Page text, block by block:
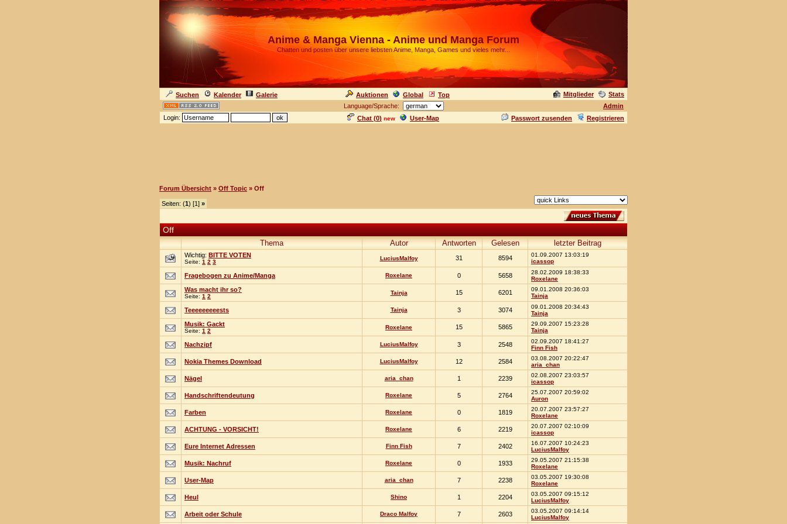
Anime & Manga Vienna - Anime und Manga Forum
Chatten und posten über unsere liebsten Anime, Manga, Games und vieles mehr...
Suchen Kalender Galerie Auktionen Global Top Mitglieder
Stats
Language/Sprache:
Admin
Login:
Chat (0) new User-Map Passwort zusenden Registrieren
Forum Übersicht » Off Topic » Off
Seiten: (1) [1] »
Off
Thema Autor Antworten Gelesen letzter Beitrag
Wichtig: BITTE VOTEN
Seite: 1 2 3
LuciusMalfoy 31 8594
01.09.2007 13:03:19
icassop
Fragebogen zu Anime/Manga Roxelane 0 5658
28.02.2009 18:38:33
Roxelane
Was macht ihr so?
Seite: 1 2
Tainja 15 6201
09.01.2008 20:36:03
Tainja
Teeeeeeeeests Tainja 3 3074
09.01.2008 20:34:43
Tainja
Musik: Gackt
Seite: 1 2
Roxelane 15 5865
29.09.2007 15:23:28
Tainja
Nachzipf LuciusMalfoy 3 2548
02.09.2007 18:41:27
Finn Fish
Nokia Themes Download LuciusMalfoy 12 2584
03.08.2007 20:22:47
aria_chan
Nägel aria_chan 1 2239
02.08.2007 23:03:57
icassop
Handschriftendeutung Roxelane 5 2764
25.07.2007 20:59:02
Auron
Farben Roxelane 0 1819
20.07.2007 23:57:27
Roxelane
ACHTUNG - VORSICHT! Roxelane 6 2219
20.07.2007 02:10:09
icassop
Eure Internet Adressen Finn Fish 7 2402
16.07.2007 10:24:23
LuciusMalfoy
Musik: Nachruf Roxelane 0 1933
29.05.2007 21:15:38
Roxelane
User-Map aria_chan 7 2238
03.05.2007 19:30:08
Roxelane
Heul Shino 1 2204
03.05.2007 09:15:12
LuciusMalfoy
Arbeit oder Schule Draco Malfoy 7 2603
03.05.2007 09:14:14
LuciusMalfoy